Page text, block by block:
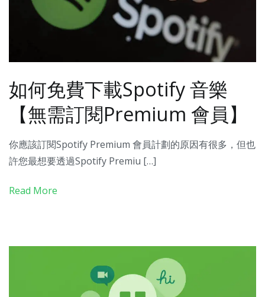
如何免費下載Spotify 音樂
【無需訂閱Premium 會員】
你應該訂閱Spotify Premium 會員計劃的原因有很多，但也
許您最想要透過Spotify Premiu […]
Read More